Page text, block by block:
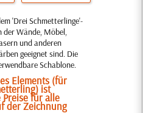
'Drei Schmetterlinge'-
Wände, Möbel,
und anderen
geeignet sind. Die
Schablone.
Elements (für
ist
für alle
der Zeichnung